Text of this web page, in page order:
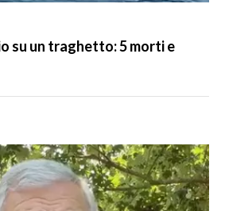
su un traghetto: 5 morti e